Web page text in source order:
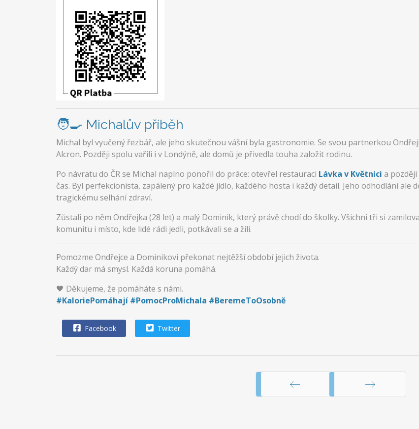
🧑‍🍳 Michalův příběh
Michal byl vyučený řezbář, ale jeho skutečnou vášní byla gastronomie. Se svou partnerkou
Alcron. Později spolu vařili i v Londýně, ale domů je přivedla touha založit rodinu.
Po návratu do ČR se Michal naplno ponořil do práce: otevřel restauraci Lávka v Květnici a později
čas. Byl perfekcionista, zapálený pro každé jídlo, každého hosta i každý detail. Jeho odhodlání
tragickému selhání zdraví.
Zůstali po něm Ondřejka (28 let) a malý Dominik, který právě chodí do školky. Všichni tři si
komunitu i místo, kde lidé rádi jedli, potkávali se a žili.
Pomozme Ondřejce a Dominikovi překonat nejtěžší období jejich života.
Každý dar má smysl. Každá koruna pomáhá.
🖤 Děkujeme, že pomáháte s námi.
#KaloriePomáhají #PomocProMichala #BeremeToOsobně
Facebook Twitter